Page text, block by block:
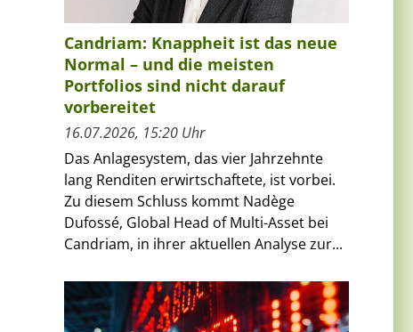
Candriam: Knappheit ist das neue
Normal – und die meisten
Portfolios sind nicht darauf
vorbereitet
16.07.2026, 15:20 Uhr
Das Anlagesystem, das vier Jahrzehnte
lang Renditen erwirtschaftete, ist vorbei.
Zu diesem Schluss kommt Nadège
Dufossé, Global Head of Multi-Asset bei
Candriam, in ihrer aktuellen Analyse zur...